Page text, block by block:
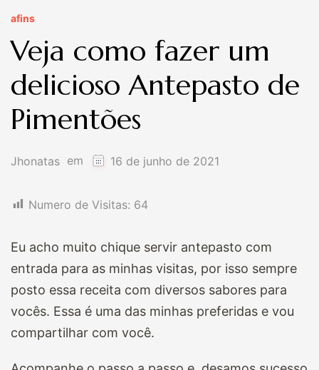
afins
Veja como fazer um
delicioso Antepasto de
Pimentões
Jhonatas em 16 de junho de 2021
Numero de Visitas: 64
Eu acho muito chique servir antepasto com
entrada para as minhas visitas, por isso sempre
posto essa receita com diversos sabores para
vocês. Essa é uma das minhas preferidas e vou
compartilhar com você.